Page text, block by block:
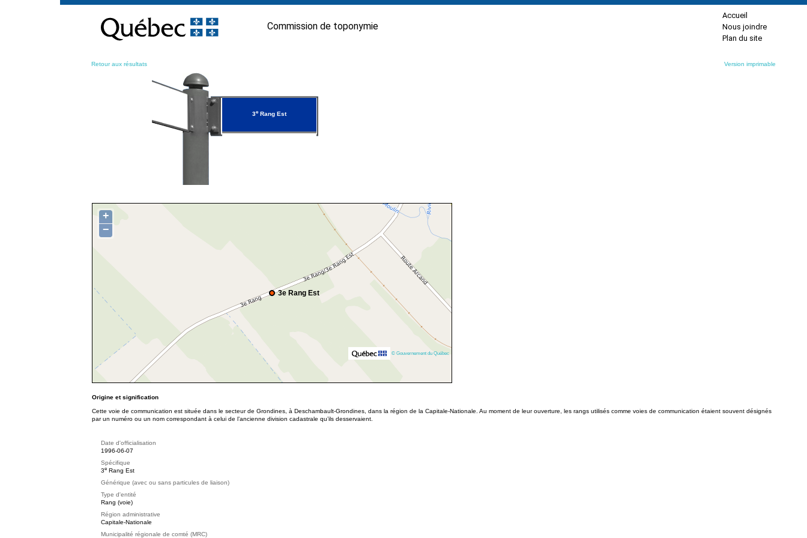
contenu
Commission de toponymie
Accueil
Nous joindre
Plan du site
Retour aux résultats Version imprimable
3eRang Est
3e Rang Est
+
−
© Gouvernement du Québec
Origine et signification
Cette voie de communication est située dans le secteur de Grondines, à Deschambault-Grondines, dans la région de la Capitale-Nationale. Au moment de leur ouverture, les rangs utilisés comme voies de communication étaient souvent désignés
par un numéro ou un nom correspondant à celui de l’ancienne division cadastrale qu’ils desservaient.
Date d'officialisation
1996-06-07
Spécifique
3e Rang Est
Générique (avec ou sans particules de liaison)
Type d'entité
Rang (voie)
Région administrative
Capitale-Nationale
Municipalité régionale de comté (MRC)